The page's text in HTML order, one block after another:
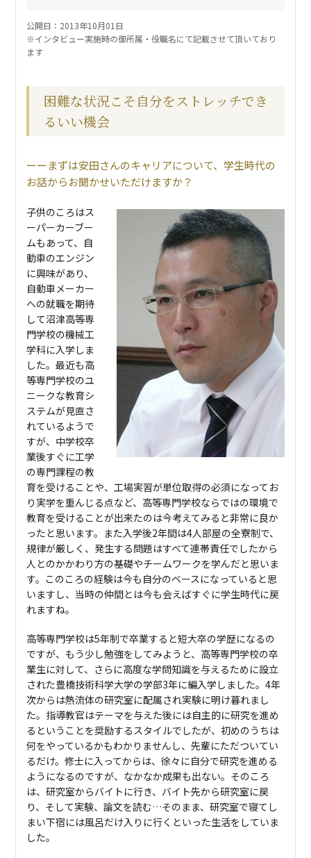
公開日：2013年10月01日
※インタビュー実施時の御所属・役職名にて記載させて頂いており
ます
困難な状況こそ自分をストレッチでき
るいい機会
まずは安田さんのキャリアについて、学生時代の
お話からお聞かせいただけますか？
子供のころはス
ーパーカーブー
ムもあって、自
動車のエンジン
に興味があり、
自動車メーカー
への就職を期待
して沼津高等専
門学校の機械工
学科に入学しま
した。最近も高
等専門学校のユ
ニークな教育シ
ステムが見直さ
れているようで
すが、中学校卒
業後すぐに工学
の専門課程の教
育を受けることや、工場実習が単位取得の必須になってお
り実学を重んじる点など、高等専門学校ならではの環境で
教育を受けることが出来たのは今考えてみると非常に良か
ったと思います。また入学後2年間は4人部屋の全寮制で、
規律が厳しく、発生する問題はすべて連帯責任でしたから
人とのかかわり方の基礎やチームワークを学んだと思いま
す。このころの経験は今も自分のベースになっていると思
いますし、当時の仲間とは今も会えばすぐに学生時代に戻
れますね。
高等専門学校は5年制で卒業すると短大卒の学歴になるの
ですが、もう少し勉強をしてみようと、高等専門学校の卒
業生に対して、さらに高度な学問知識を与えるために設立
された豊橋技術科学大学の学部3年に編入学しました。4年
次からは熱流体の研究室に配属され実験に明け暮れまし
た。指導教官はテーマを与えた後には自主的に研究を進め
るということを奨励するスタイルでしたが、初めのうちは
何をやっているかもわかりませんし、先輩にただついてい
るだけ。修士に入ってからは、徐々に自分で研究を進める
ようになるのですが、なかなか成果も出ない。そのころ
は、研究室からバイトに行き、バイト先から研究室に戻
り、そして実験、論文を読む…そのまま、研究室で寝てし
まい下宿には風呂だけ入りに行くといった生活をしていま
した。